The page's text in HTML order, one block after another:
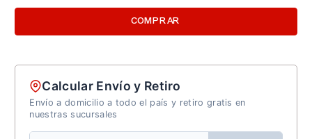
COMPRAR
Calcular Envío y Retiro
Envío a domicilio a todo el país y retiro gratis en
nuestras sucursales